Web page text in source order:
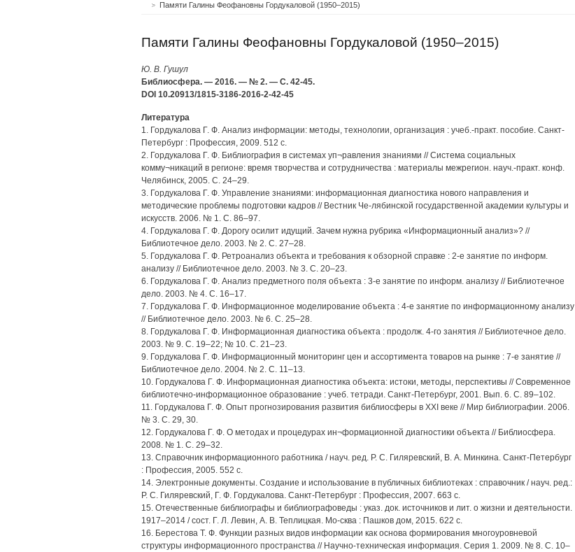
Памяти Галины Феофановны Гордукаловой (1950–2015)
Памяти Галины Феофановны Гордукаловой (1950–2015)
Ю. В. Гушул
Библиосфера. — 2016. — № 2. — С. 42-45.
DOI 10.20913/1815-3186-2016-2-42-45
Литература
1. Гордукалова Г. Ф. Анализ информации: методы, технологии, организация : учеб.-практ. пособие. Санкт-
Петербург : Профессия, 2009. 512 с.
2. Гордукалова Г. Ф. Библиография в системах уп¬равления знаниями // Система социальных
комму¬никаций в регионе: время творчества и сотрудничества : материалы межрегион. науч.-практ. конф.
Челябинск, 2005. С. 24–29.
3. Гордукалова Г. Ф. Управление знаниями: информационная диагностика нового направления и
методические проблемы подготовки кадров // Вестник Че-лябинской государственной академии культуры и
искусств. 2006. № 1. С. 86–97.
4. Гордукалова Г. Ф. Дорогу осилит идущий. Зачем нужна рубрика «Информационный анализ»? //
Библиотечное дело. 2003. № 2. С. 27–28.
5. Гордукалова Г. Ф. Ретроанализ объекта и требования к обзорной справке : 2-е занятие по информ.
анализу // Библиотечное дело. 2003. № 3. С. 20–23.
6. Гордукалова Г. Ф. Анализ предметного поля объекта : 3-е занятие по информ. анализу // Библиотечное
дело. 2003. № 4. С. 16–17.
7. Гордукалова Г. Ф. Информационное моделирование объекта : 4-е занятие по информационному анализу
// Библиотечное дело. 2003. № 6. С. 25–28.
8. Гордукалова Г. Ф. Информационная диагностика объекта : продолж. 4-го занятия // Библиотечное дело.
2003. № 9. С. 19–22; № 10. С. 21–23.
9. Гордукалова Г. Ф. Информационный мониторинг цен и ассортимента товаров на рынке : 7-е занятие //
Библиотечное дело. 2004. № 2. С. 11–13.
10. Гордукалова Г. Ф. Информационная диагностика объекта: истоки, методы, перспективы // Современное
библиотечно-информационное образование : учеб. тетради. Санкт-Петербург, 2001. Вып. 6. С. 89–102.
11. Гордукалова Г. Ф. Опыт прогнозирования развития библиосферы в XXI веке // Мир библиографии. 2006.
№ 3. С. 29, 30.
12. Гордукалова Г. Ф. О методах и процедурах ин¬формационной диагностики объекта // Библиосфера.
2008. № 1. С. 29–32.
13. Справочник информационного работника / науч. ред. Р. С. Гиляревский, В. А. Минкина. Санкт-Петербург
: Профессия, 2005. 552 с.
14. Электронные документы. Создание и использование в публичных библиотеках : справочник / науч. ред.:
Р. С. Гиляревский, Г. Ф. Гордукалова. Санкт-Петербург : Профессия, 2007. 663 с.
15. Отечественные библиографы и библиографоведы : указ. док. источников и лит. о жизни и деятельности.
1917–2014 / сост. Г. Л. Левин, А. В. Теплицкая. Мо-сква : Пашков дом, 2015. 622 с.
16. Берестова Т. Ф. Функции разных видов информации как основа формирования многоуровневой
структуры информационного пространства // Научно-техническая информация. Серия 1. 2009. № 8. С. 10–